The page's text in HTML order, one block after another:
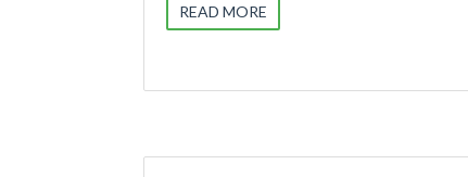
READ MORE